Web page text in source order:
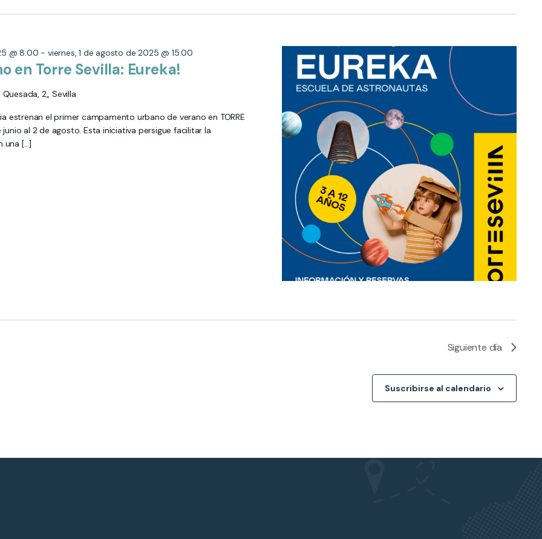
en Torre Sevilla: Eureka!
@ 8:00 - viernes, 1 de agosto de 2025 @ 15:00
2,, Sevilla
estrenan el primer campamento urbano de verano en TORRE
al 2 de agosto. Esta iniciativa persigue facilitar la
una […]
Siguiente día
Suscribirse al calendario